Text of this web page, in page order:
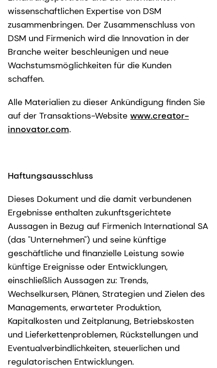
wissenschaftlichen Expertise von DSM
zusammenbringen. Der Zusammenschluss von
DSM und Firmenich wird die Innovation in der
Branche weiter beschleunigen und neue
Wachstumsmöglichkeiten für die Kunden
schaffen.
Alle Materialien zu dieser Ankündigung finden Sie
auf der Transaktions-Website www.creator-
innovator.com.
Haftungsausschluss
Dieses Dokument und die damit verbundenen
Ergebnisse enthalten zukunftsgerichtete
Aussagen in Bezug auf Firmenich International SA
(das "Unternehmen") und seine künftige
geschäftliche und finanzielle Leistung sowie
künftige Ereignisse oder Entwicklungen,
einschließlich Aussagen zu: Trends,
Wechselkursen, Plänen, Strategien und Zielen des
Managements, erwarteter Produktion,
Kapitalkosten und Zeitplanung, Betriebskosten
und Lieferkettenproblemen, Rückstellungen und
Eventualverbindlichkeiten, steuerlichen und
regulatorischen Entwicklungen.